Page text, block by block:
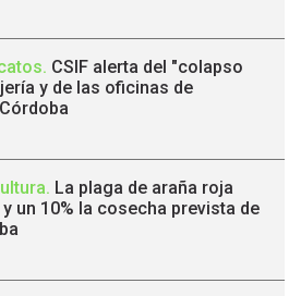
. CSIF alerta del "colapso
y de las oficinas de
. La plaga de araña roja
un 10% la cosecha prevista de